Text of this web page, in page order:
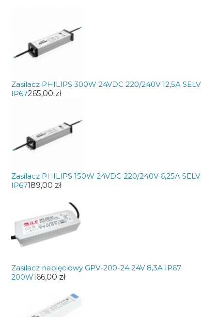
Zasilacz PHILIPS 300W 24VDC 220/240V 12,5A SELV
IP67265,00 zł
Zasilacz PHILIPS 150W 24VDC 220/240V 6,25A SELV
IP67189,00 zł
Zasilacz napięciowy GPV-200-24 24V 8,3A IP67
200W166,00 zł